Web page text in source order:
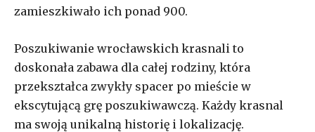
zamieszkiwało ich ponad 900.
Poszukiwanie wrocławskich krasnali to
doskonała zabawa dla całej rodziny, która
przekształca zwykły spacer po mieście w
ekscytującą grę poszukiwawczą. Każdy krasnal
ma swoją unikalną historię i lokalizację.